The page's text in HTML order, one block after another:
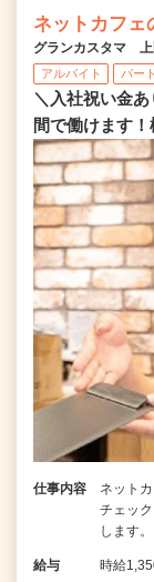
ネットカフェ
グランカスタマ 上
アルバイト パート
＼入社祝い金
間で働けます
仕事内容
ネット
チェッ
します
給与 時給